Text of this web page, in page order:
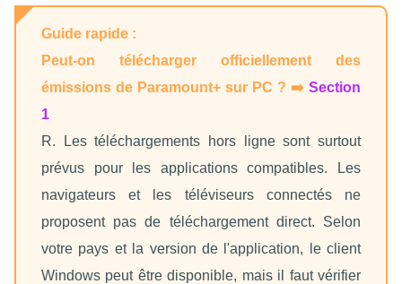
Guide rapide :
Peut-on télécharger officiellement des
émissions de Paramount+ sur PC ? ➡️ Section
1
R. Les téléchargements hors ligne sont surtout
prévus pour les applications compatibles. Les
navigateurs et les téléviseurs connectés ne
proposent pas de téléchargement direct. Selon
votre pays et la version de l'application, le client
Windows peut être disponible, mais il faut vérifier